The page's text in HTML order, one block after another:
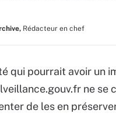
Rédacteur en chef
qui pourrait avoir un
ne se
de les en